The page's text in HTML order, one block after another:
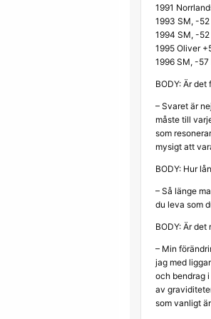
1991
1993 SM, -52
1994 SM, -52
1995 Oliver
1996 SM, -57
BODY: Är
– Svaret är
måste till
som
mysigt att
BODY: Hur
– Så länge
du leva som
BODY: Är
– Min
jag med
och bendrag
av
som vanligt